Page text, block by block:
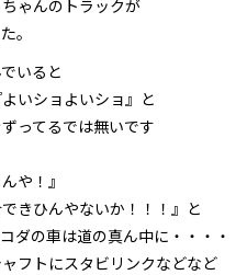
ゃんのトラックが
。
いると
いショよいショ』と
ってるでは無いです
や！』
きひんやないか！！！』と
ダの車は道の真ん中に・・・・
フトにスタビリンクなどなど